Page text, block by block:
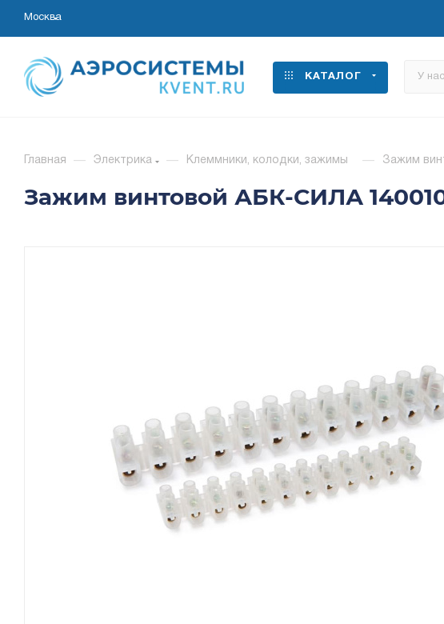
Москва
КАТАЛОГ
Главная — Электрика — Клеммники, колодки, зажимы — Зажим
Зажим винтовой АБК-СИЛА